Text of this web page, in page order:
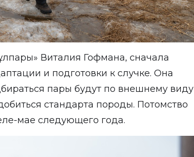
Виталия Гофмана, сначала
и подготовки к случке. Она
пары будут по внешнему виду
стандарта породы. Потомство
мае следующего года.